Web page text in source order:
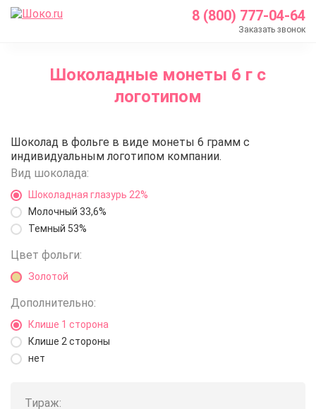
8 (800) 777-04-64
Заказать звонок
Каталог
Шоколадные медали с логотипом
Шоколадные монеты 6 г с
логотипом
Шоколадные монеты 6 г с
Шоколад в фольге в виде монеты 6 грамм с
индивидуальным логотипом компании.
Вид шоколада:
Шоколадная глазурь 22%
Молочный 33,6%
Темный 53%
Цвет фольги:
Золотой
Дополнительно:
Клише 1 сторона
Клише 2 стороны
нет
Тираж: